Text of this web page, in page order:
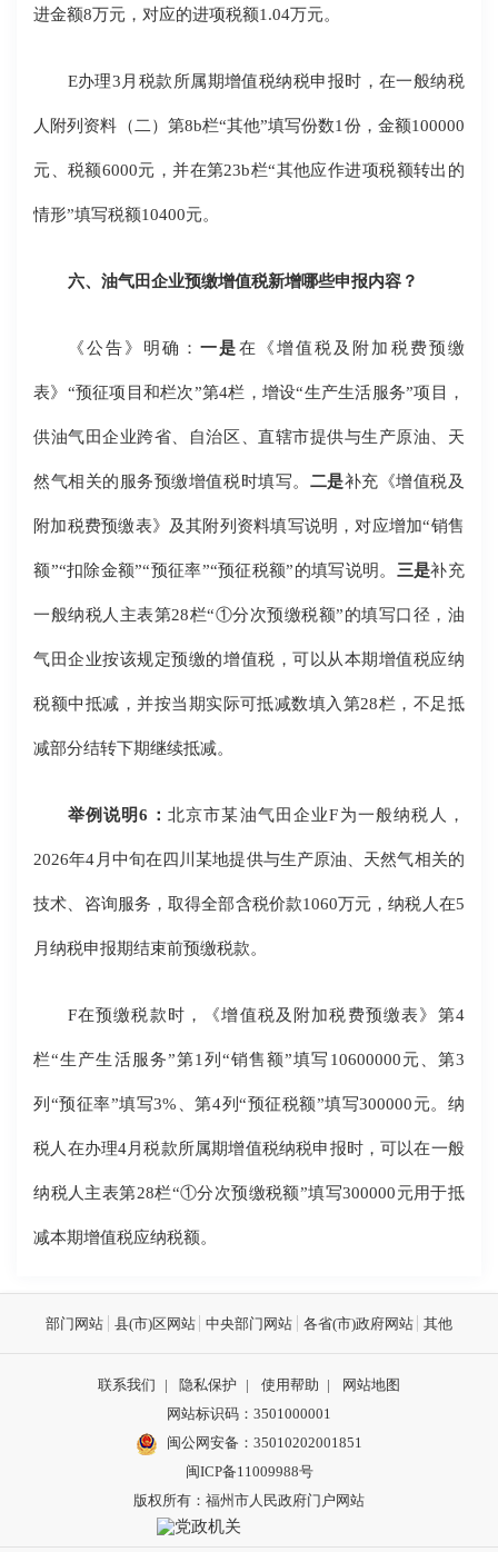
进金额8万元，对应的进项税额1.04万元。
E办理3月税款所属期增值税纳税申报时，在一般纳税
人附列资料（二）第8b栏“其他”填写份数1份，金额100000
元、税额6000元，并在第23b栏“其他应作进项税额转出的
情形”填写税额10400元。
六、油气田企业预缴增值税新增哪些申报内容？
《公告》明确：一是在《增值税及附加税费预缴
表》“预征项目和栏次”第4栏，增设“生产生活服务”项目，
供油气田企业跨省、自治区、直辖市提供与生产原油、天
然气相关的服务预缴增值税时填写。 二是补充《增值税及
附加税费预缴表》及其附列资料填写说明，对应增加“销售
额”“扣除金额”“预征率”“预征税额”的填写说明。 三是补充
一般纳税人主表第28栏“①分次预缴税额”的填写口径，油
气田企业按该规定预缴的增值税，可以从本期增值税应纳
税额中抵减，并按当期实际可抵减数填入第28栏，不足抵
减部分结转下期继续抵减。
举例说明6： 北京市某油气田企业F为一般纳税人，
2026年4月中旬在四川某地提供与生产原油、天然气相关的
技术、咨询服务，取得全部含税价款1060万元，纳税人在5
月纳税申报期结束前预缴税款。
F在预缴税款时，《增值税及附加税费预缴表》第4
栏“生产生活服务”第1列“销售额”填写10600000元、第3
列“预征率”填写3%、第4列“预征税额”填写300000元。纳
税人在办理4月税款所属期增值税纳税申报时，可以在一般
纳税人主表第28栏“①分次预缴税额”填写300000元用于抵
减本期增值税应纳税额。
部门网站 县(市)区网站 中央部门网站 各省(市)政府网站 其他
联系我们 | 隐私保护 | 使用帮助 |
网站地图
网站标识码：3501000001
闽公网安备： 35010202001851
闽ICP备11009988号
版权所有：福州市人民政府门户网站